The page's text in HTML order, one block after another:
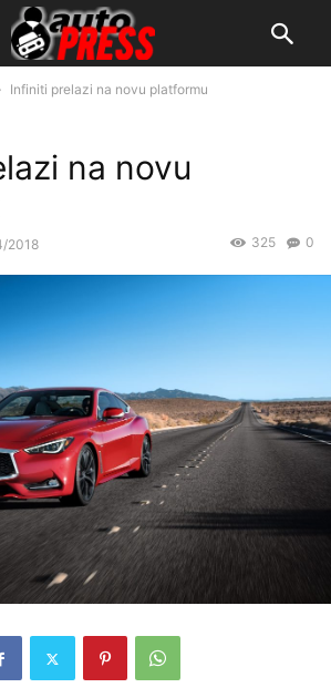
Infiniti prelazi na novu platformu
na novu
2018 0
325